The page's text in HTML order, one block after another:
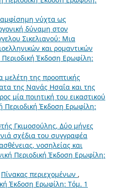
νύχτα ως
δύναμη στον
Σικελιανού: Μια
και ρομαντικών
Περιοδική Έκδοση Ερωφίλη:
μελέτη της προοπτικής
της Νανάς Ησαΐα και της
μία ποιητική του εικαστικού
Περιοδική Έκδοση Ερωφίλη:
Γκιμοσούλης, Δύο μήνες
σχέδια του συγγραφέα
νοσηλείας και
Περιοδική Έκδοση Ερωφίλη:
Πίνακας περιεχομένων ,
Έκδοση Ερωφίλη: Τόμ. 1